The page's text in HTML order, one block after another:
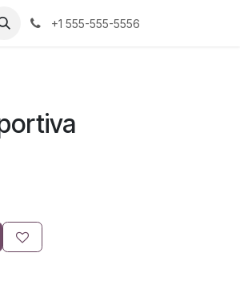
+1 555-555-5556